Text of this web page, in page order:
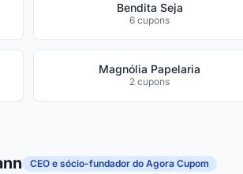
Bendita Seja
6 cupons
Magnólia Papelaria
2 cupons
CEO e sócio-fundador do Agora Cupom